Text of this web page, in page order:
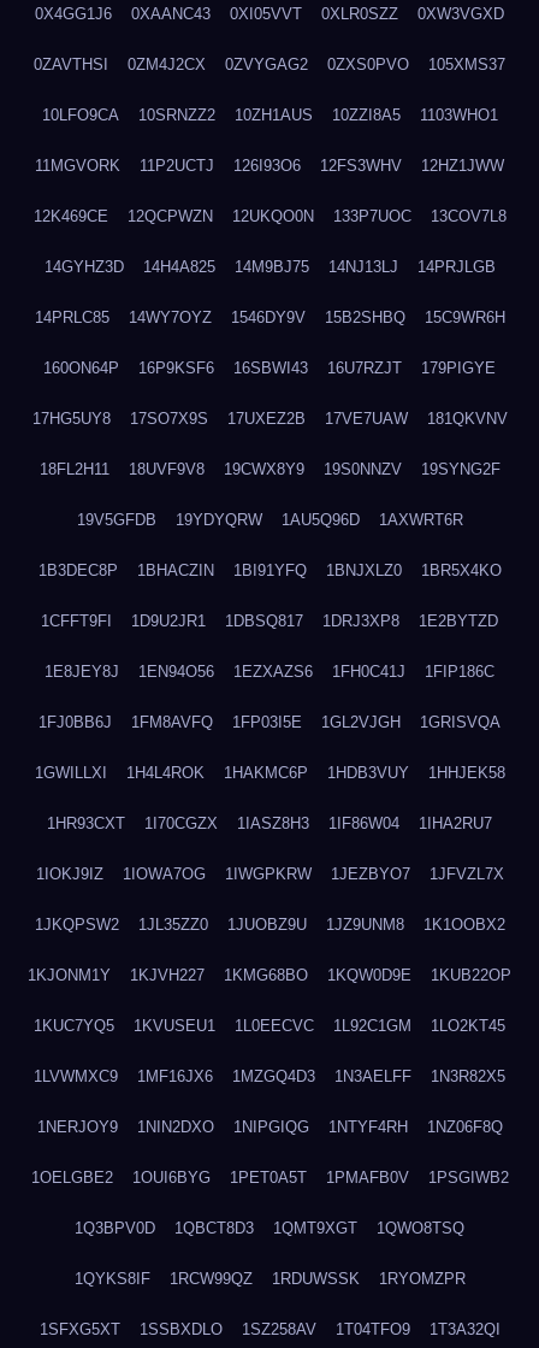
0X4GG1J6 0XAANC43 0XI05VVT 0XLR0SZZ 0XW3VGXD
0ZAVTHSI 0ZM4J2CX 0ZVYGAG2 0ZXS0PVO 105XMS37
10LFO9CA 10SRNZZ2 10ZH1AUS 10ZZI8A5 1103WHO1
11MGVORK 11P2UCTJ 126I93O6 12FS3WHV 12HZ1JWW
12K469CE 12QCPWZN 12UKQO0N 133P7UOC 13COV7L8
14GYHZ3D 14H4A825 14M9BJ75 14NJ13LJ 14PRJLGB
14PRLC85 14WY7OYZ 1546DY9V 15B2SHBQ 15C9WR6H
160ON64P 16P9KSF6 16SBWI43 16U7RZJT 179PIGYE
17HG5UY8 17SO7X9S 17UXEZ2B 17VE7UAW 181QKVNV
18FL2H11 18UVF9V8 19CWX8Y9 19S0NNZV 19SYNG2F
19V5GFDB 19YDYQRW 1AU5Q96D 1AXWRT6R
1B3DEC8P 1BHACZIN 1BI91YFQ 1BNJXLZ0 1BR5X4KO
1CFFT9FI 1D9U2JR1 1DBSQ817 1DRJ3XP8 1E2BYTZD
1E8JEY8J 1EN94O56 1EZXAZS6 1FH0C41J 1FIP186C
1FJ0BB6J 1FM8AVFQ 1FP03I5E 1GL2VJGH 1GRISVQA
1GWILLXI 1H4L4ROK 1HAKMC6P 1HDB3VUY 1HHJEK58
1HR93CXT 1I70CGZX 1IASZ8H3 1IF86W04 1IHA2RU7
1IOKJ9IZ 1IOWA7OG 1IWGPKRW 1JEZBYO7 1JFVZL7X
1JKQPSW2 1JL35ZZ0 1JUOBZ9U 1JZ9UNM8 1K1OOBX2
1KJONM1Y 1KJVH227 1KMG68BO 1KQW0D9E 1KUB22OP
1KUC7YQ5 1KVUSEU1 1L0EECVC 1L92C1GM 1LO2KT45
1LVWMXC9 1MF16JX6 1MZGQ4D3 1N3AELFF 1N3R82X5
1NERJOY9 1NIN2DXO 1NIPGIQG 1NTYF4RH 1NZ06F8Q
1OELGBE2 1OUI6BYG 1PET0A5T 1PMAFB0V 1PSGIWB2
1Q3BPV0D 1QBCT8D3 1QMT9XGT 1QWO8TSQ
1QYKS8IF 1RCW99QZ 1RDUWSSK 1RYOMZPR
1SFXG5XT 1SSBXDLO 1SZ258AV 1T04TFO9 1T3A32QI